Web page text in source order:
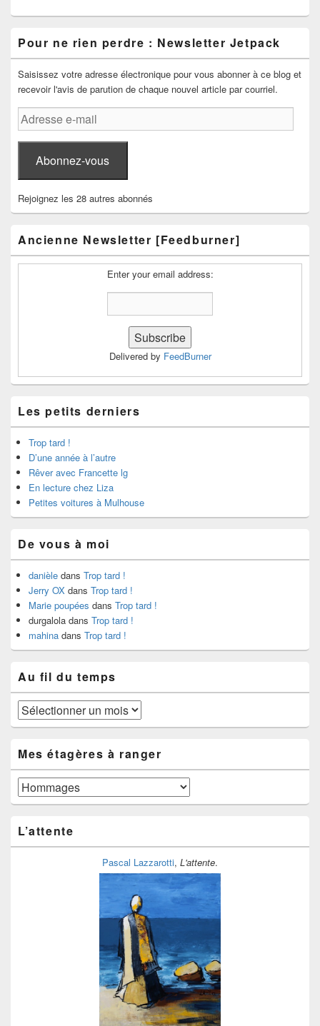
Pour ne rien perdre : Newsletter Jetpack
Saisissez votre adresse électronique pour vous abonner à ce blog et
recevoir l'avis de parution de chaque nouvel article par courriel.
Adresse
e-
mail
Abonnez-vous
Rejoignez les 28 autres abonnés
Ancienne Newsletter [Feedburner]
Enter your email address:
Delivered by FeedBurner
Les petits derniers
Trop tard !
D’une année à l’autre
Rêver avec Francette lg
En lecture chez Liza
Petites voitures à Mulhouse
De vous à moi
danièle dans Trop tard !
Jerry OX dans Trop tard !
Marie poupées dans Trop tard !
durgalola dans Trop tard !
mahina dans Trop tard !
Au fil du temps
Au
fil
temps
Mes étagères à ranger
Mes
étagères
ranger
L’attente
Pascal Lazzarotti, L'attente.